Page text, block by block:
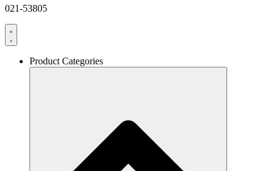
021-53805
Product Categories